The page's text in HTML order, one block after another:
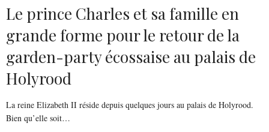
Le prince Charles et sa famille en
grande forme pour le retour de la
garden-party écossaise au palais de
Holyrood
La reine Elizabeth II réside depuis quelques jours au palais de Holyrood.
Bien qu’elle soit…